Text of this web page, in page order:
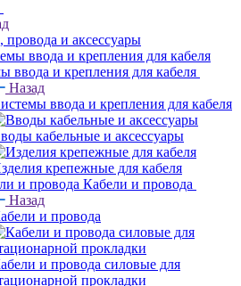
провода и аксессуары
ввода и крепления для кабеля
Назад
ввода и крепления для кабеля
кабельные и аксессуары
крепежные для кабеля
Кабели и провода
Назад
и провода
и провода силовые для
прокладки